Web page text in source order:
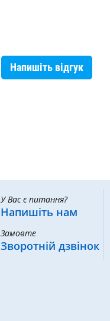
Напишіть відгук
У Вас є питання?
Напишіть нам
Замовте
Зворотній дзвінок